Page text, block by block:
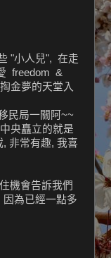
"小人兒", 在走
freedom &
金夢的天堂入
民局一關阿~~
央矗立的就是
非常有趣, 我喜
機會告訴我們
為已經一點多